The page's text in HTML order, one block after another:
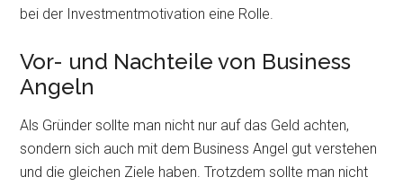
bei der Investmentmotivation eine Rolle.
Vor- und Nachteile von Business
Angeln
Als Gründer sollte man nicht nur auf das Geld achten,
sondern sich auch mit dem Business Angel gut verstehen
und die gleichen Ziele haben. Trotzdem sollte man nicht